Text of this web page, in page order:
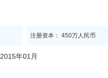
注册资本： 450万人民币
2015年01月